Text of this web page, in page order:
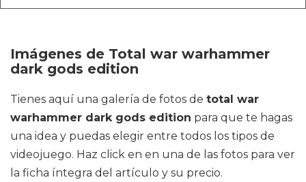
Imágenes de Total war warhammer
dark gods edition
Tienes aquí una galería de fotos de total war
warhammer dark gods edition para que te hagas
una idea y puedas elegir entre todos los tipos de
videojuego. Haz click en en una de las fotos para ver
la ficha íntegra del artículo y su precio.